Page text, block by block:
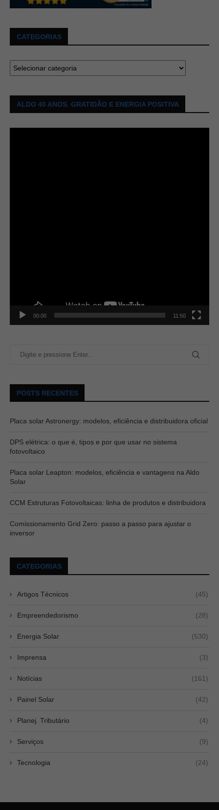
CATEGORIAS
ALDO 40 ANOS. GRATIDÃO E ENERGIA POSITIVA
00:00 11:50
POSTS RECENTES
Placa solar Astronergy: modelos, eficiência e distribuidora oficial
DPS elétrica: o que é, tipos e por que usar no sistema
fotovoltaico
Placa solar Leapton: modelos, eficiência e vantagens na Aldo
Solar
CCM Estruturas Fotovoltaicas: linha de produtos e distribuidora
Comissionamento Grid Zero: passo a passo para ajustar o
inversor
CATEGORIAS
Artigos Técnicos (45)
Empreendedorismo (28)
Energia Solar (530)
Imprensa (3)
Notícias (161)
Painel Solar (42)
Planej. Tributário (4)
Serviços (9)
Tecnologia (24)